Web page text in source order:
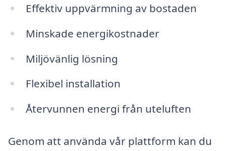
Effektiv uppvärmning av bostaden
Minskade energikostnader
Miljövänlig lösning
Flexibel installation
Återvunnen energi från uteluften
Genom att använda vår plattform kan du